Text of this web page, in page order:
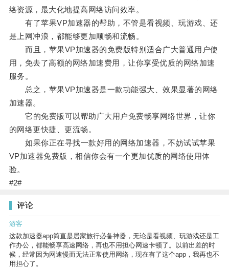
络资源，最大化地提高网络访问效率。
有了苹果VP加速器的帮助，不管是看视频、玩游戏、还
是上网冲浪，都能够更加顺畅和流畅。
而且，苹果VP加速器的免费版特别适合广大普通用户使
用，免去了高额的网络加速费用，让你享受优质的网络加速
服务。
总之，苹果VP加速器是一款功能强大、效果显著的网络
加速器。
它的免费版可以帮助广大用户免费畅享网络世界，让你
的网络更快捷、更流畅。
如果你正在寻找一款好用的网络加速器，不妨试试苹果
VP加速器免费版，相信你会有一个更加优质的网络使用体
验。
#2#
评论
游客
这款加速器app简直是居家旅行必备神器，无论是看视频、玩游戏还是工
作办公，都能畅享高速网络，再也不用担心网速卡顿了。以前出差的时
候，经常因为网速慢而无法正常使用网络，现在有了这个app，我再也不
用担心了。